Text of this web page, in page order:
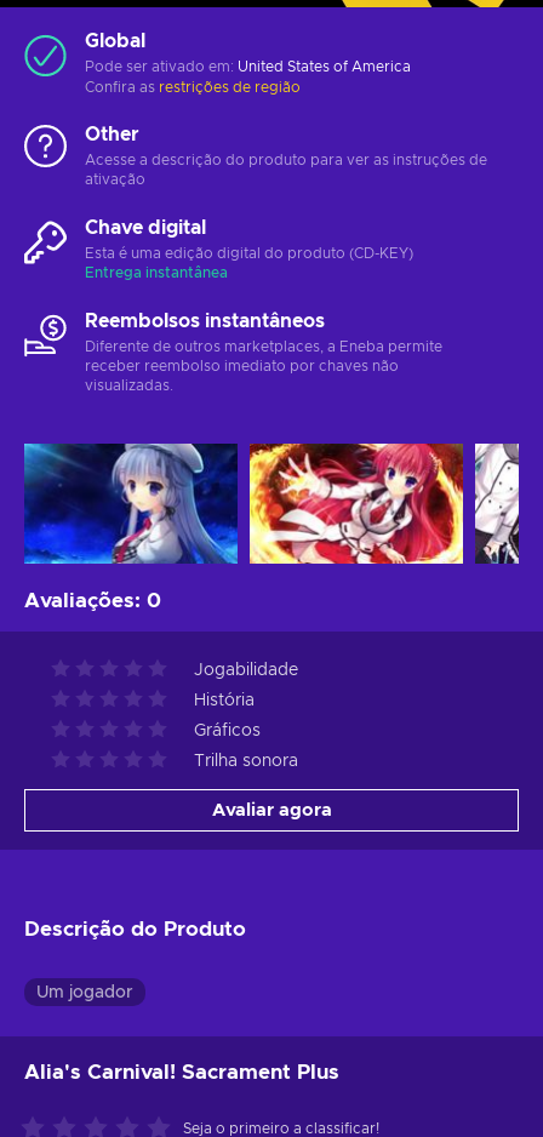
Global
Pode ser ativado em: United States of America
Confira as restrições de região
Other
Acesse a descrição do produto para ver as instruções de
ativação
Chave digital
Esta é uma edição digital do produto (CD-KEY)
Entrega instantânea
Reembolsos instantâneos
Diferente de outros marketplaces, a Eneba permite
receber reembolso imediato por chaves não
visualizadas.
Avaliações: 0
Jogabilidade
História
Gráficos
Trilha sonora
Avaliar agora
Descrição do Produto
Um jogador
Alia's Carnival! Sacrament Plus
Seja o primeiro a classificar!